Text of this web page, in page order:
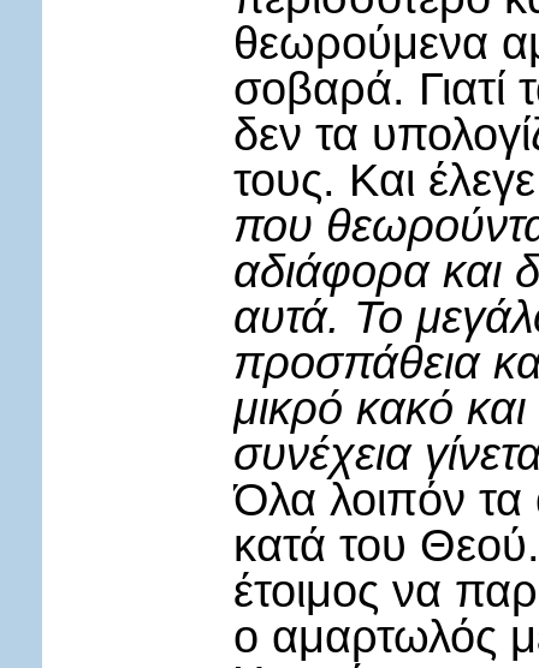
θεωρούμενα
σοβαρά. Γιατί
δεν τα
τους. Και
που
αδιάφορα και
αυτά. Το
προσπάθεια
μικρό κακό και
συνέχεια
Όλα λοιπόν
κατά του
έτοιμος να
ο αμαρτωλός